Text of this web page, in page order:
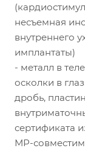
несъемная
внутреннего
имплантаты)
- металл в
осколки в
дробь,
сертификата
МР-